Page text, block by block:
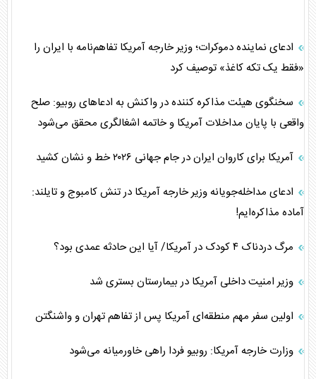
ادعای نماینده دموکرات؛ وزیر خارجه آمریکا تفاهم‌نامه با ایران را
«فقط یک تکه کاغذ» توصیف کرد
سخنگوی هیئت مذاکره کننده در واکنش به ادعا‌های روبیو: صلح
واقعی با پایان مداخلات آمریکا و خاتمه اشغالگری محقق می‌شود
آمریکا برای کاروان ایران در جام جهانی ۲۰۲۶ خط و نشان کشید
ادعای مداخله‌جویانه وزیر خارجه آمریکا در تنش کامبوج و تایلند:
آماده مذاکره‌ایم!
مرگ دردناک ۴ کودک در آمریکا/ آیا این حادثه عمدی بود؟
وزیر امنیت داخلی آمریکا در بیمارستان بستری شد
اولین سفر مهم منطقه‌ای آمریکا پس از تفاهم تهران و واشنگتن
وزارت خارجه آمریکا: روبیو فردا راهی خاورمیانه می‌شود